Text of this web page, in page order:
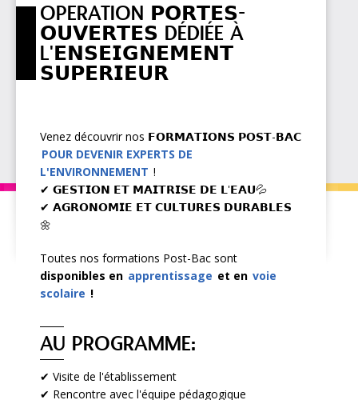
OPERATION 𝗣𝗢𝗥𝗧𝗘𝗦-
𝗢𝗨𝗩𝗘𝗥𝗧𝗘𝗦 DÉDIÉE À
L'𝗘𝗡𝗦𝗘𝗜𝗚𝗡𝗘𝗠𝗘𝗡𝗧
𝗦𝗨𝗣𝗘𝗥𝗜𝗘𝗨𝗥
Venez découvrir nos 𝗙𝗢𝗥𝗠𝗔𝗧𝗜𝗢𝗡𝗦 𝗣𝗢𝗦𝗧-𝗕𝗔𝗖
POUR DEVENIR EXPERTS DE
L'ENVIRONNEMENT !
✔ 𝗚𝗘𝗦𝗧𝗜𝗢𝗡 𝗘𝗧 𝗠𝗔𝗜𝗧𝗥𝗜𝗦𝗘 𝗗𝗘 𝗟'𝗘𝗔𝗨💦
✔ 𝗔𝗚𝗥𝗢𝗡𝗢𝗠𝗜𝗘 𝗘𝗧 𝗖𝗨𝗟𝗧𝗨𝗥𝗘𝗦 𝗗𝗨𝗥𝗔𝗕𝗟𝗘𝗦
🌼
Toutes nos formations Post-Bac sont
disponibles en apprentissage et en voie
scolaire !
AU PROGRAMME:
✔ Visite de l'établissement
✔ Rencontre avec l'équipe pédagogique